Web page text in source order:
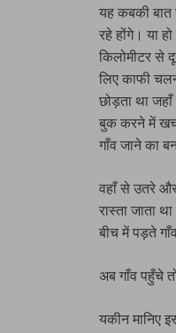
यह कबकी बात
रहे होंगे। या
किलोमीटर से
लिए काफी
छोड़ता था
बुक करने में
गाँव जाने का
वहाँ से उतरे
रास्ता जाता
बीच में पड़ते
अब गाँव पहुँचे
यकीन मानिए